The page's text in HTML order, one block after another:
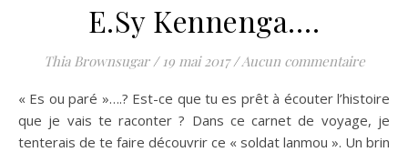
E.Sy Kennenga….
Thia Brownsugar / 19 mai 2017 /Aucun commentaire
« Es ou paré »….? Est-ce que tu es prêt à écouter l’histoire
que je vais te raconter ? Dans ce carnet de voyage, je
tenterais de te faire découvrir ce « soldat lanmou ». Un brin